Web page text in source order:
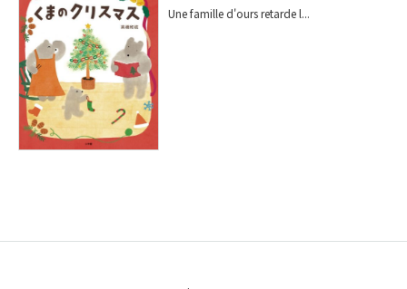
Une famille d'ours retarde l...